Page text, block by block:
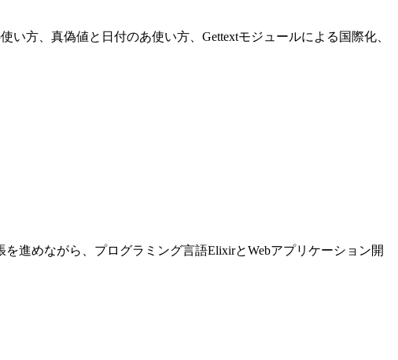
い方、真偽値と日付のあ使い方、Gettextモジュールによる国際化、
進めながら、プログラミング言語ElixirとWebアプリケーション開